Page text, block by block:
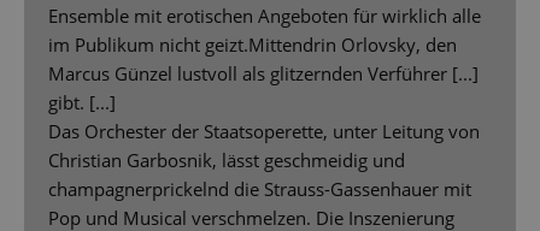
Ensemble mit erotischen Angeboten für wirklich alle
im Publikum nicht geizt.Mittendrin Orlovsky, den
Marcus Günzel lustvoll als glitzernden Verführer [...]
gibt. [...]
Das Orchester der Staatsoperette, unter Leitung von
Christian Garbosnik, lässt geschmeidig und
champagnerprickelnd die Strauss-Gassenhauer mit
Pop und Musical verschmelzen. Die Inszenierung